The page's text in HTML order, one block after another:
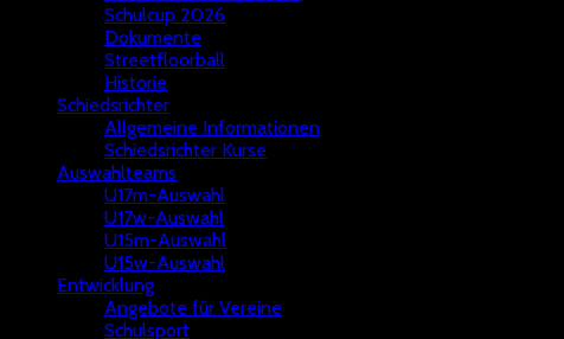
Schulcup 2026
Dokumente
Streetfloorball
Historie
Schiedsrichter
Allgemeine Informationen
Schiedsrichter Kurse
Auswahlteams
U17m-Auswahl
U17w-Auswahl
U15m-Auswahl
U15w-Auswahl
Entwicklung
Angebote für Vereine
Schulsport